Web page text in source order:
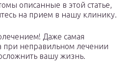
описанные в этой статье,
на прием в нашу клинику.
Даже самая
при неправильном лечении
вашу жизнь.